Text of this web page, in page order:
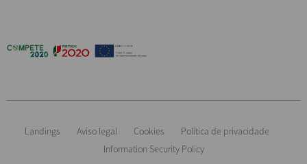
Landings Aviso legal Cookies
Política de privacidade
Information Security Policy